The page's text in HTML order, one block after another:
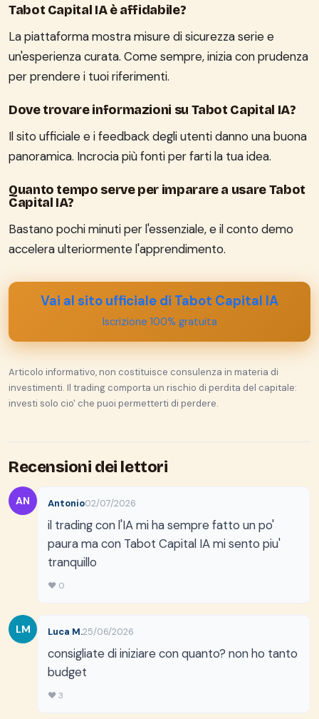
Tabot Capital IA è affidabile?
La piattaforma mostra misure di sicurezza serie e
un'esperienza curata. Come sempre, inizia con prudenza
per prendere i tuoi riferimenti.
Dove trovare informazioni su Tabot Capital IA?
Il sito ufficiale e i feedback degli utenti danno una buona
panoramica. Incrocia più fonti per farti la tua idea.
Quanto tempo serve per imparare a usare Tabot
Capital IA?
Bastano pochi minuti per l'essenziale, e il conto demo
accelera ulteriormente l'apprendimento.
Vai al sito ufficiale di Tabot Capital IA
Iscrizione 100% gratuita
Articolo informativo, non costituisce consulenza in materia di
investimenti. Il trading comporta un rischio di perdita del capitale:
investi solo cio' che puoi permetterti di perdere.
Recensioni dei lettori
AN Antonio02/07/2026
il trading con l'IA mi ha sempre fatto un po'
paura ma con Tabot Capital IA mi sento piu'
tranquillo
♥ 0
LM Luca M.25/06/2026
consigliate di iniziare con quanto? non ho tanto
budget
♥ 3